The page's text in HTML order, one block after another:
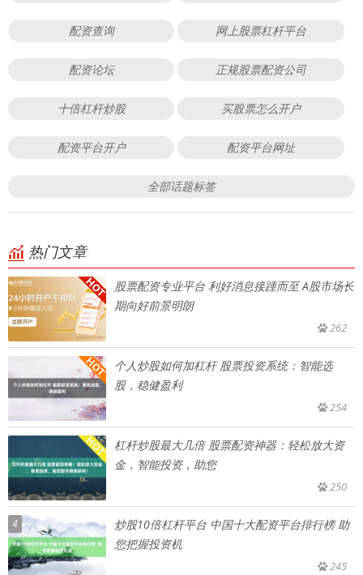
配资查询 网上股票杠杆平台
配资论坛 正规股票配资公司
十倍杠杆炒股 买股票怎么开户
配资平台开户 配资平台网址
全部话题标签
热门文章
股票配资专业平台 利好消息接踵而至 A股市场长
期向好前景明朗
262
个人炒股如何加杠杆 股票投资系统：智能选
股，稳健盈利
254
杠杆炒股最大几倍 股票配资神器：轻松放大资
金，智能投资，助您
250
4
炒股10倍杠杆平台 中国十大配资平台排行榜 助
您把握投资机
245